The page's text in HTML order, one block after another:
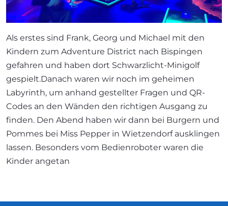
Als erstes sind Frank, Georg und Michael mit den
Kindern zum Adventure District nach Bispingen
gefahren und haben dort Schwarzlicht-Minigolf
gespielt.Danach waren wir noch im geheimen
Labyrinth, um anhand gestellter Fragen und QR-
Codes an den Wänden den richtigen Ausgang zu
finden. Den Abend haben wir dann bei Burgern und
Pommes bei Miss Pepper in Wietzendorf ausklingen
lassen. Besonders vom Bedienroboter waren die
Kinder angetan